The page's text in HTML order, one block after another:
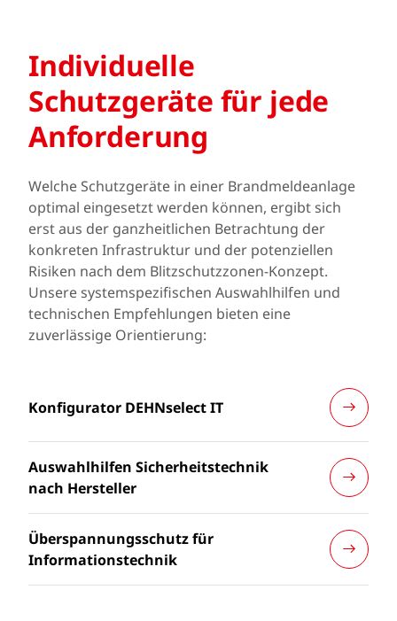
Individuelle
Schutzgeräte für jede
Anforderung
Welche Schutzgeräte in einer Brandmeldeanlage
optimal eingesetzt werden können, ergibt sich
erst aus der ganzheitlichen Betrachtung der
konkreten Infrastruktur und der potenziellen
Risiken nach dem Blitzschutzzonen-Konzept.
Unsere systemspezifischen Auswahlhilfen und
technischen Empfehlungen bieten eine
zuverlässige Orientierung:
Konfigurator DEHNselect IT
Auswahlhilfen Sicherheitstechnik
nach Hersteller
Überspannungsschutz für
Informationstechnik